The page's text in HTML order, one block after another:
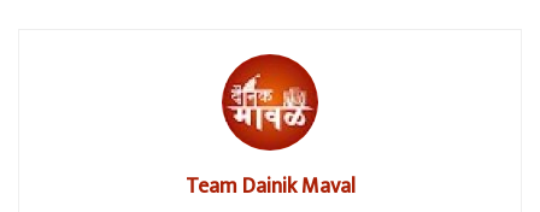
Team Dainik Maval